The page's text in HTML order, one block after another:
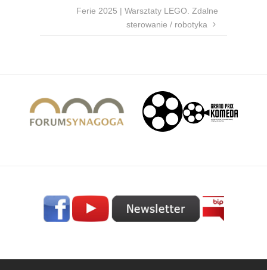
Ferie 2025 | Warsztaty LEGO. Zdalne
sterowanie / robotyka